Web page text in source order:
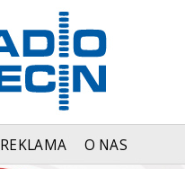
REKLAMA O NAS